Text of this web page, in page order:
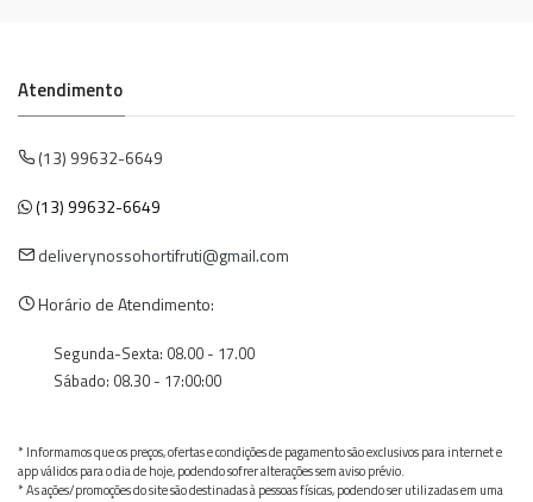
Atendimento
(13) 99632-6649
(13) 99632-6649
deliverynossohortifruti@gmail.com
Horário de Atendimento:
Segunda-Sexta: 08.00 - 17.00
Sábado: 08.30 - 17:00:00
* Informamos que os preços, ofertas e condições de pagamento são exclusivos para internet e
app válidos para o dia de hoje, podendo sofrer alterações sem aviso prévio.
* As ações/promoções do site são destinadas à pessoas físicas, podendo ser utilizadas em uma